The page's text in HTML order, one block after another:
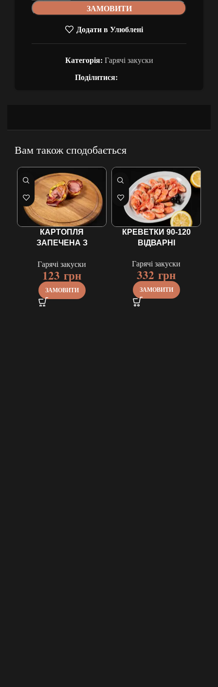
ЗАМОВИТИ
Додати в Улюблені
Категорія: Гарячі закуски
Поділитися:
Вам також сподобається
КАРТОПЛЯ
ЗАПЕЧЕНА З
Гарячі закуски
123 грн
ЗАМОВИТИ
КРЕВЕТКИ 90-120
ВІДВАРНІ
Гарячі закуски
332 грн
ЗАМОВИТИ